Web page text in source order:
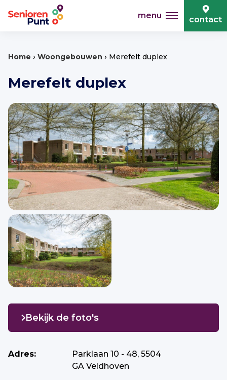
menu contact
Home › Woongebouwen › Merefelt duplex
Merefelt duplex
Adres:
Parklaan 10 - 48, 5504
GA Veldhoven
Bekijk de foto's